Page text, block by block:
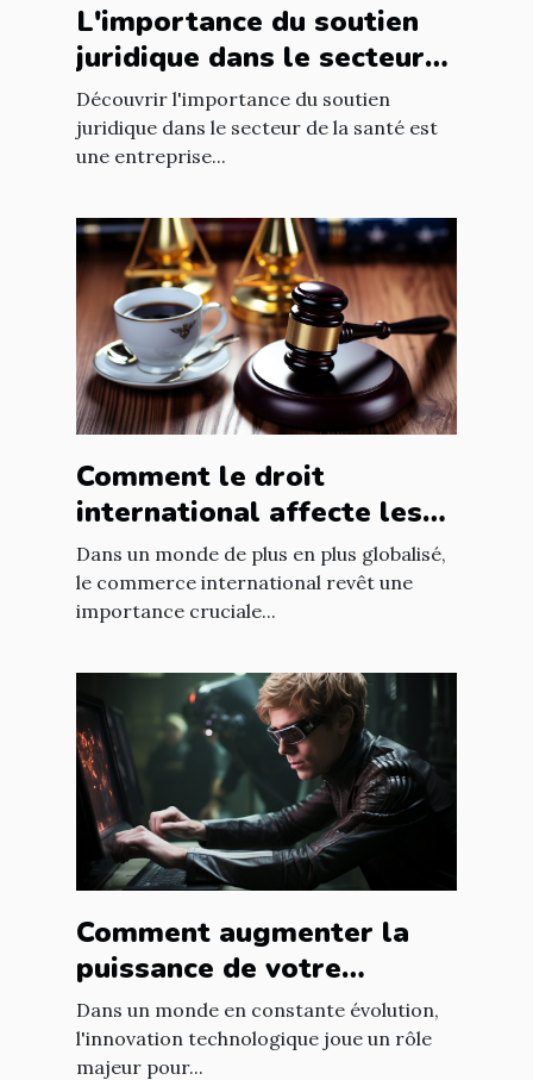
L'importance du soutien
juridique dans le secteur
de la santé
Découvrir l'importance du soutien
juridique dans le secteur de la santé est
une entreprise...
Comment le droit
international affecte les
accords commerciaux
Dans un monde de plus en plus globalisé,
le commerce international revêt une
importance cruciale...
Comment augmenter la
puissance de votre
entreprise grâce aux
nouvelles technologies
Dans un monde en constante évolution,
l'innovation technologique joue un rôle
majeur pour...